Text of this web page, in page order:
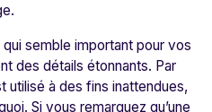
semble important pour vos
des détails étonnants. Par
à des fins inattendues,
Si vous remarquez qu’une